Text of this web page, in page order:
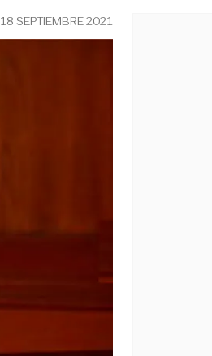
18 SEPTIEMBRE 2021